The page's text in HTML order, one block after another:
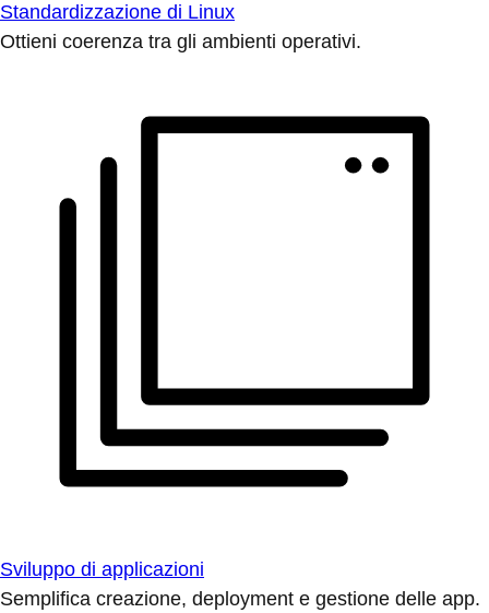
Standardizzazione di Linux
Ottieni coerenza tra gli ambienti operativi.
Sviluppo di applicazioni
Semplifica creazione, deployment e gestione delle app.